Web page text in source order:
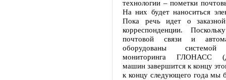
технологии – пометки
На них будет наноситься
Пока речь идет о
корреспонденции.
почтовой связи и
оборудованы системой
мониторинга ГЛОНАСС
машин завершится к концу
к концу следующего года мы